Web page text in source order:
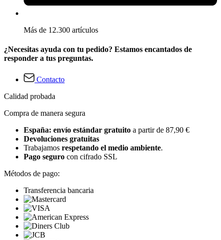
Más de 12.300 artículos
¿Necesitas ayuda con tu pedido? Estamos encantados de
responder a tus preguntas.
Contacto
Calidad probada
Compra de manera segura
España: envío estándar gratuito a partir de 87,90 €
Devoluciones gratuitas
Trabajamos respetando el medio ambiente.
Pago seguro con cifrado SSL
Métodos de pago:
Transferencia bancaria